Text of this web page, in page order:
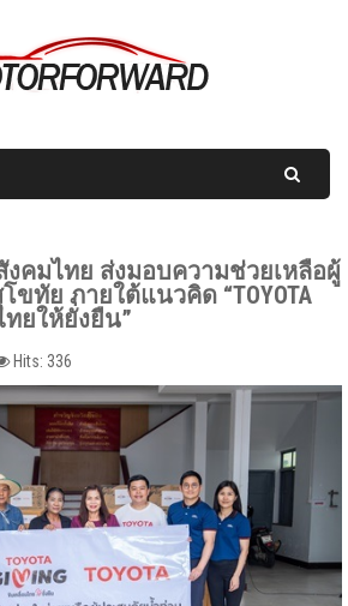
งคมไทย ส่งมอบความช่วยเหลือผู้
ทัย ภายใต้แนวคิด “TOYOTA
ทยให้ยั่งยืน”
Hits: 336